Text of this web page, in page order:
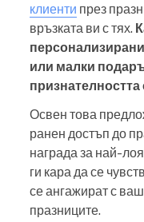
клиенти през
връзката ви с тях.
или малки
признателността
Освен това
ранен достъп до
награда за най-
ги кара да се
се ангажират с
празниците.